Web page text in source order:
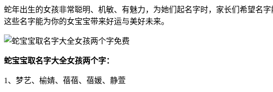
蛇年出生的女孩非常聪明、机敏、有魅力，为她们起名字时，家长们希望名
这些名字能为你的女宝宝带来好运与美好未来。
蛇宝宝取名字大全女孩两个字：
1、梦艺、榆婧、蓓蓓、蓓媛、静萱